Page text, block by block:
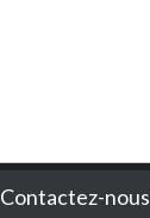
Contactez-nous